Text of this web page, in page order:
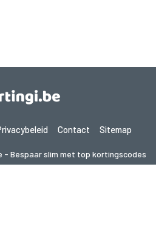
Contact Sitemap
- Bespaar slim met top kortingscodes
voorbehouden.